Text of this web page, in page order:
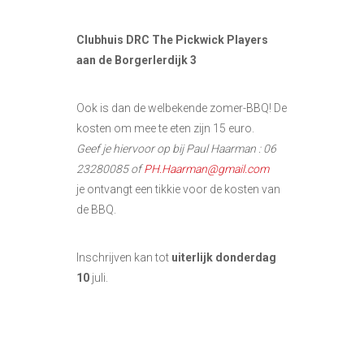
Clubhuis DRC The Pickwick Players
aan de Borgerlerdijk 3
Ook is dan de welbekende zomer-BBQ! De
kosten om mee te eten zijn 15 euro.
Geef je hiervoor op bij Paul Haarman : 06
23280085 ofPH.Haarman@gmail.com
je ontvangt een tikkie voor de kosten van
de BBQ.
Inschrijven kan tot uiterlijk donderdag
10 juli.